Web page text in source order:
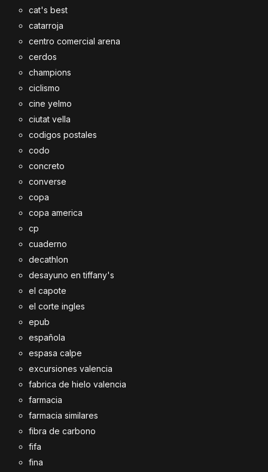
cat's best
catarroja
centro comercial arena
cerdos
champions
ciclismo
cine yelmo
ciutat vella
codigos postales
codo
concreto
converse
copa
copa america
cp
cuaderno
decathlon
desayuno en tiffany's
el capote
el corte ingles
epub
española
espasa calpe
excursiones valencia
fabrica de hielo valencia
farmacia
farmacia similares
fibra de carbono
fifa
fina